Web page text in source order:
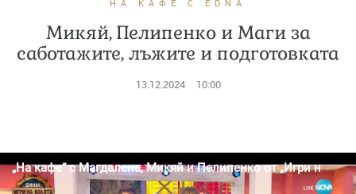
НА КАФЕ С EDNA
Микяй, Пелипенко и Маги за
саботажите, лъжите и подготовката
13.12.2024 10:00